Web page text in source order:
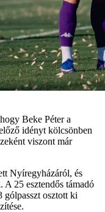
Beke Péter a
idényt kölcsönben
viszont már
Nyíregyházáról, és
A 25 esztendős támadó
gólpasszt osztott ki